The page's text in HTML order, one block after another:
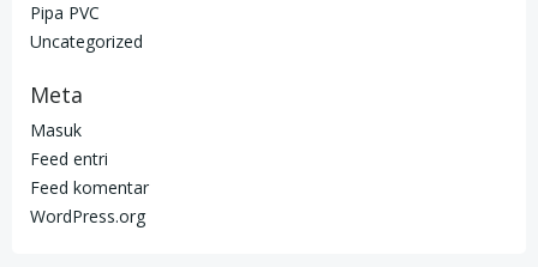
Pipa PVC
Uncategorized
Meta
Masuk
Feed entri
Feed komentar
WordPress.org